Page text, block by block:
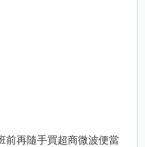
前再隨手買超商微波便當